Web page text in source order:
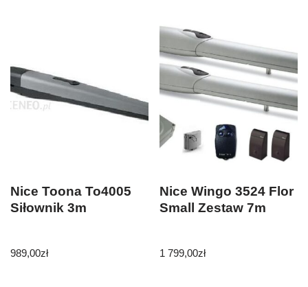
Nice Toona To4005
Siłownik 3m
989,00zł
Nice Wingo 3524 Flor
Small Zestaw 7m
1 799,00zł